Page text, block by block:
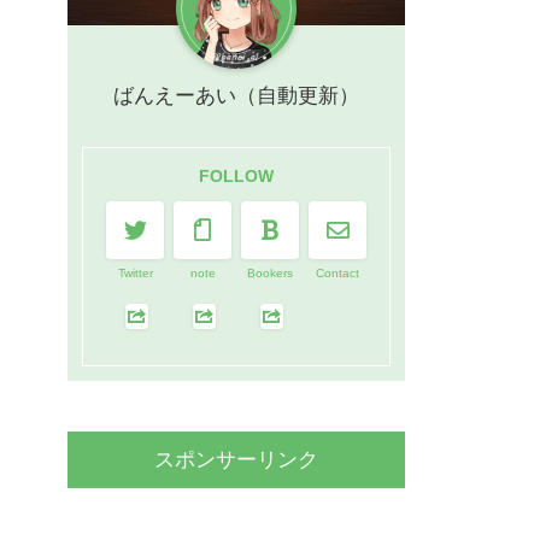
ばんえーあい（自動更新）
FOLLOW
Twitter note Bookers Contact
スポンサーリンク